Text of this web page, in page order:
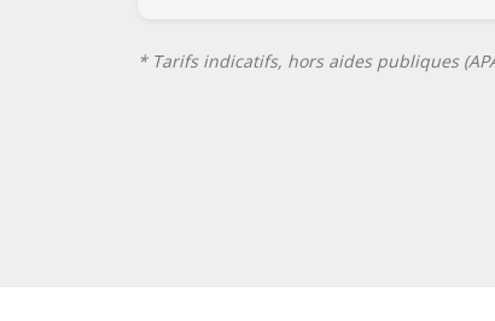
* Tarifs indicatifs, hors aides publiques